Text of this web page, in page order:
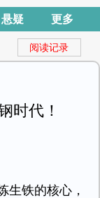
悬疑 更多
阅读记录
时代！
生铁的核心，